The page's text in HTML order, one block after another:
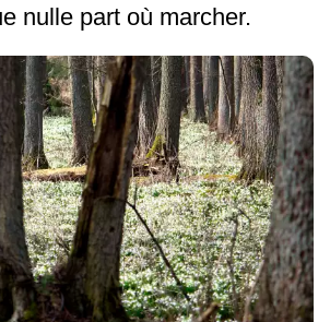
nulle part où marcher.